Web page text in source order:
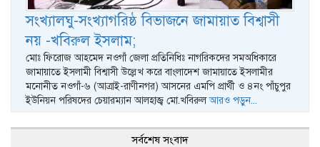
সংখ্যালঘু-সংখ্যাগরিষ্ঠ বিভাজনে জামায়াত বিশ্বাসী
নয় -খবিরুল ইসলাম;
মোঃ ফিরোজ আহমেদ নওগাঁ জেলা প্রতিনিধিঃ নাগরিকদের সমঅধিকারে
জামায়াতে ইসলামী বিশ্বাসী উল্লেখ করে বাংলাদেশ জামায়াতে ইসলামীর
মনোনীত নওগাঁ-৬ (আত্রাই-রাণীনগর) আসনের এমপি প্রার্থী ও ৪নং পাঁচুপুর
ইউনিয়ন পরিষদের চেয়ারম্যান আলহাজ্ব মো.খবিরুলআরও পড়ুন...
সর্বশেষ সংবাদ